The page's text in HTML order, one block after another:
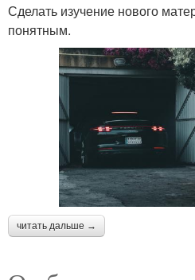
Сделать изучение нового
понятным.
читать дальше →